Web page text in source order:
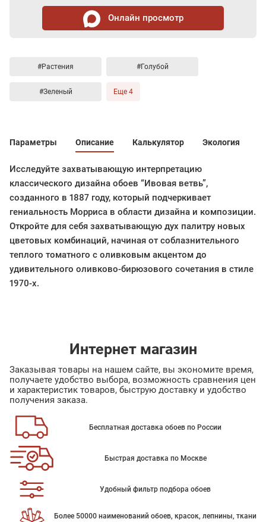
Онлайн просмотр
#Растения #Голубой
#Зеленый Еще 4
Параметры Описание Калькулятор Экология
Исследуйте захватывающую интерпретацию
классического дизайна обоев “Ивовая ветвь”,
созданного в 1887 году, который подчеркивает
гениальность Морриса в области дизайна и композиции.
Откройте для себя захватывающую дух палитру новых
цветовых комбинаций, начиная от соблазнительного
теплого томатного с оливковым акцентом до
удивительного оливково-бирюзового сочетания в стиле
1970-х.
Интернет магазин
Заказывая товары на нашем сайте, вы экономите время,
получаете удобство выбора, возможность сравнения цен
и характеристик товаров, быструю доставку и удобство
получения заказа.
Бесплатная доставка обоев по России
Быстрая доставка по Москве
Удобный фильтр подбора обоев
Более 50000 наименований обоев, красок, лепнины, ткани